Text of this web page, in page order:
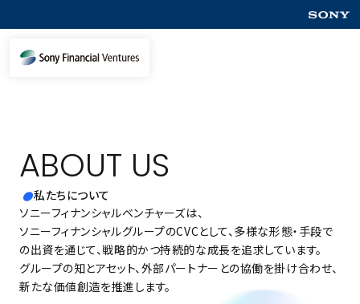
ABOUT US
私たちについて
ソニーフィナンシャルベンチャーズは、
ソニーフィナンシャルグループのCVCとして、多様な形態・手段で
の出資を通じて、戦略的かつ持続的な成長を追求しています。
グループの知とアセット、外部パートナーとの協働を掛け合わせ、
新たな価値創造を推進します。